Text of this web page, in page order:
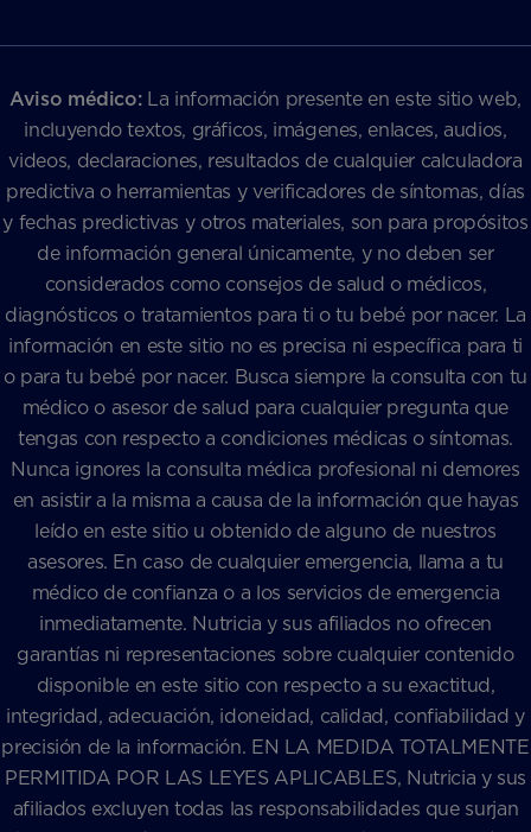
Aviso médico:La información presente en este sitio web,
incluyendo textos, gráficos, imágenes, enlaces, audios,
videos, declaraciones, resultados de cualquier calculadora
predictiva o herramientas y verificadores de síntomas, días
y fechas predictivas y otros materiales, son para propósitos
de información general únicamente, y no deben ser
considerados como consejos de salud o médicos,
diagnósticos o tratamientos para ti o tu bebé por nacer. La
información en este sitio no es precisa ni específica para ti
o para tu bebé por nacer. Busca siempre la consulta con tu
médico o asesor de salud para cualquier pregunta que
tengas con respecto a condiciones médicas o síntomas.
Nunca ignores la consulta médica profesional ni demores
en asistir a la misma a causa de la información que hayas
leído en este sitio u obtenido de alguno de nuestros
asesores. En caso de cualquier emergencia, llama a tu
médico de confianza o a los servicios de emergencia
inmediatamente. Nutricia y sus afiliados no ofrecen
garantías ni representaciones sobre cualquier contenido
disponible en este sitio con respecto a su exactitud,
integridad, adecuación, idoneidad, calidad, confiabilidad y
precisión de la información. EN LA MEDIDA TOTALMENTE
PERMITIDA POR LAS LEYES APLICABLES, Nutricia y sus
afiliados excluyen todas las responsabilidades que surjan